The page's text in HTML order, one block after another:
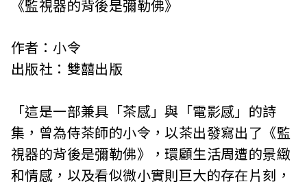
《監視器的背後是彌勒佛》
作者：小令
出版社：雙囍出版
「這是一部兼具「茶感」與「電影感」的詩
集，曾為侍茶師的小令，以茶出發寫出了《監
視器的背後是彌勒佛》，環顧生活周遭的景緻
和情感，以及看似微小實則巨大的存在片刻，